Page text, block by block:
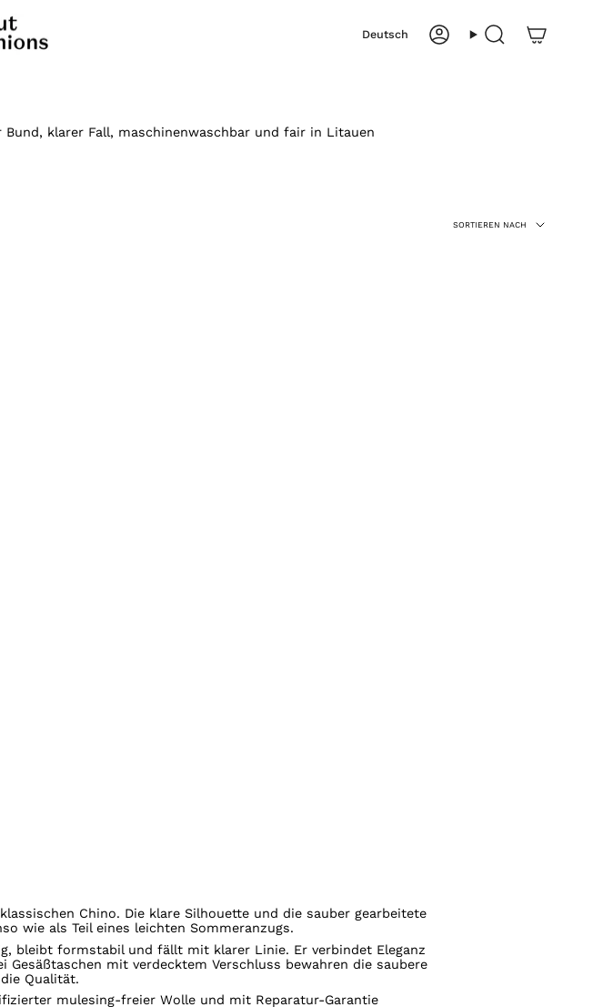
Sprache
Deutsch Konto Suche
klarer Fall, maschinenwaschbar und fair in Litauen
SORTIEREN NACH
Chino. Die klare Silhouette und die sauber gearbeitete
wie als Teil eines leichten Sommeranzugs.
bleibt formstabil und fällt mit klarer Linie. Er verbindet Eleganz
mit verdecktem Verschluss bewahren die saubere
Qualität.
mulesing-freier Wolle und mit Reparatur-Garantie